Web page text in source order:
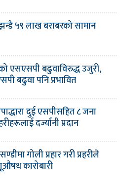
५९ लाख बराबरको सामान
एसएसपी बढुवाविरुद्ध उजुरी,
बढुवा पनि प्रभावित
दुई एसपीसहित ८ जना
दर्ज्यानी प्रदान
गोली प्रहार गरी प्रहरीले
कारोबारी